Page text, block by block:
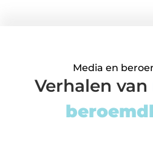
Media en
Verhalen van